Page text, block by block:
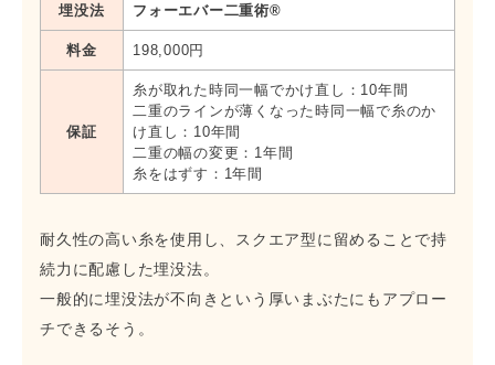
埋没法 フォーエバー二重術®
料金 198,000円
保証
糸が取れた時同一幅でかけ直し：10年間
二重のラインが薄くなった時同一幅で糸のか
け直し：10年間
二重の幅の変更：1年間
糸をはずす：1年間
耐久性の高い糸を使用し、スクエア型に留めることで持
続力に配慮した埋没法。
一般的に埋没法が不向きという厚いまぶたにもアプロー
チできるそう。